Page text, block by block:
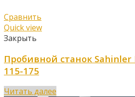
Сравнить
Quick view
Закрыть
Пробивной станок Sahinler
115-175
Читать далее